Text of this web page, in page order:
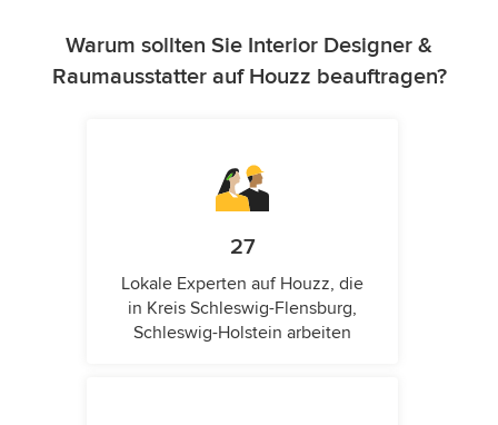
Warum sollten Sie Interior Designer &
Raumausstatter auf Houzz beauftragen?
27
Lokale Experten auf Houzz, die
in Kreis Schleswig-Flensburg,
Schleswig-Holstein arbeiten